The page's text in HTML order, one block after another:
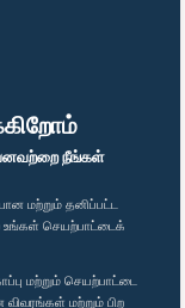
நீங்கள்
மற்றும் தனிப்பட்ட
செயற்பாட்டைக்
மற்றும் செயற்பாட்டை
விவரங்கள் மற்றும் பிற